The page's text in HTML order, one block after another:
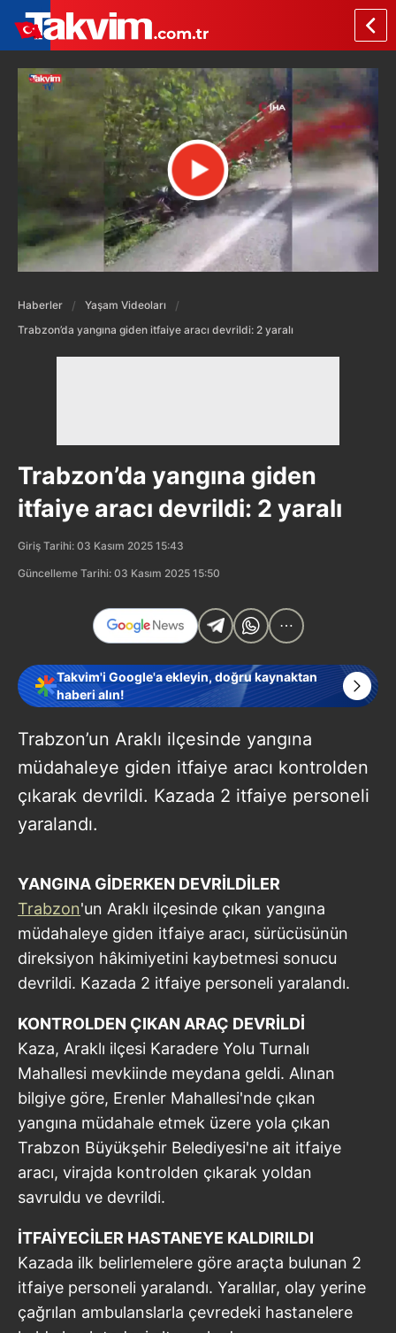
Haberler
Yaşam Videoları
Trabzon’da yangına giden itfaiye aracı devrildi: 2 yaralı
Trabzon’da yangına giden
itfaiye aracı devrildi: 2 yaralı
Giriş Tarihi: 03 Kasım 2025 15:43
Güncelleme Tarihi: 03 Kasım 2025 15:50
Takvim'i Google'a ekleyin, doğru kaynaktan
haberi alın!
Trabzon’un Araklı ilçesinde yangına
müdahaleye giden itfaiye aracı kontrolden
çıkarak devrildi. Kazada 2 itfaiye personeli
yaralandı.
YANGINA GİDERKEN DEVRİLDİLER
Trabzon'un Araklı ilçesinde çıkan yangına
müdahaleye giden itfaiye aracı, sürücüsünün
direksiyon hâkimiyetini kaybetmesi sonucu
devrildi. Kazada 2 itfaiye personeli yaralandı.
KONTROLDEN ÇIKAN ARAÇ DEVRİLDİ
Kaza, Araklı ilçesi Karadere Yolu Turnalı
Mahallesi mevkiinde meydana geldi. Alınan
bilgiye göre, Erenler Mahallesi'nde çıkan
yangına müdahale etmek üzere yola çıkan
Trabzon Büyükşehir Belediyesi'ne ait itfaiye
aracı, virajda kontrolden çıkarak yoldan
savruldu ve devrildi.
İTFAİYECİLER HASTANEYE KALDIRILDI
Kazada ilk belirlemelere göre araçta bulunan 2
itfaiye personeli yaralandı. Yaralılar, olay yerine
çağrılan ambulanslarla çevredeki hastanelere